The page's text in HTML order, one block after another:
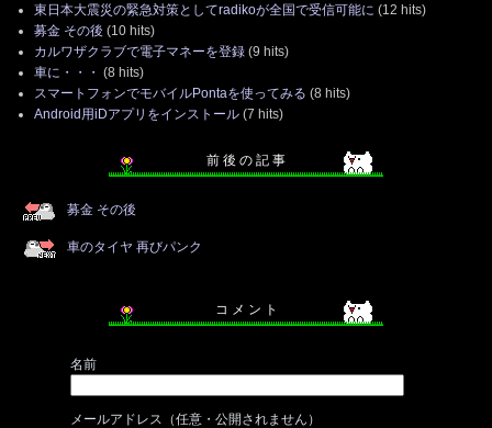
東日本大震災の緊急対策としてradikoが全国で受信可能に (12 hits)
募金 その後 (10 hits)
カルワザクラブで電子マネーを登録 (9 hits)
車に・・・ (8 hits)
スマートフォンでモバイルPontaを使ってみる (8 hits)
Android用iDアプリをインストール (7 hits)
前 後 の 記 事
募金 その後
車のタイヤ 再びパンク
コ メ ン ト
名前
メールアドレス（任意・公開されません）